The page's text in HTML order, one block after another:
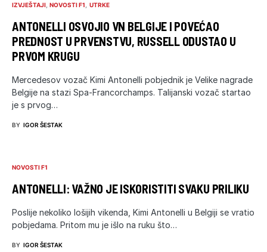
IZVJEŠTAJI NOVOSTI F1 UTRKE
ANTONELLI OSVOJIO VN BELGIJE I POVEĆAO
PREDNOST U PRVENSTVU, RUSSELL ODUSTAO U
PRVOM KRUGU
Mercedesov vozač Kimi Antonelli pobjednik je Velike nagrade
Belgije na stazi Spa-Francorchamps. Talijanski vozač startao
je s prvog…
BY IGOR ŠESTAK
NOVOSTI F1
ANTONELLI: VAŽNO JE ISKORISTITI SVAKU PRILIKU
Poslije nekoliko lošijih vikenda, Kimi Antonelli u Belgiji se vratio
pobjedama. Pritom mu je išlo na ruku što…
BY IGOR ŠESTAK